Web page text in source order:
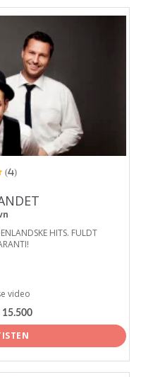
(4)
HITS. FULDT
video
15.500